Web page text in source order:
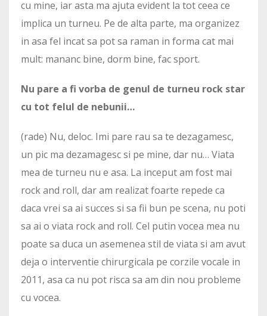
cu mine, iar asta ma ajuta evident la tot ceea ce
implica un turneu. Pe de alta parte, ma organizez
in asa fel incat sa pot sa raman in forma cat mai
mult: mananc bine, dorm bine, fac sport.
Nu pare a fi vorba de genul de turneu rock star
cu tot felul de nebunii…
(rade) Nu, deloc. Imi pare rau sa te dezagamesc,
un pic ma dezamagesc si pe mine, dar nu… Viata
mea de turneu nu e asa. La inceput am fost mai
rock and roll, dar am realizat foarte repede ca
daca vrei sa ai succes si sa fii bun pe scena, nu poti
sa ai o viata rock and roll. Cel putin vocea mea nu
poate sa duca un asemenea stil de viata si am avut
deja o interventie chirurgicala pe corzile vocale in
2011, asa ca nu pot risca sa am din nou probleme
cu vocea.